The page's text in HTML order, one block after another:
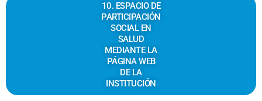
10. ESPACIO DE
PARTICIPACIÓN
SOCIAL EN
SALUD
MEDIANTE LA
PÁGINA WEB
DE LA
INSTITUCIÓN